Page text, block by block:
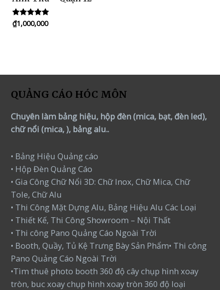
Rated
5.00
₫1,000,000
QUẢNG CÁO HÓC MÔN
Chuyên làm bảng hiệu, hộp đèn (mica, bạt, đèn led),
chữ nổi (mica, ), bảng alu..
• Bảng Hiệu Quảng cáo
• Hộp Đèn Quảng Cáo
• Gia Công Chữ Nổi 3D: Chữ Inox, Chữ Mica, Chữ
Tole, Chữ Alu
• Thi Công Mặt Dựng Alu, Bảng Hiệu Alu Các Loại
• Thiết Kế, Thi Công Showroom – Nội Thất
• Thi công Pano Quảng Cáo Ngoài Trời
• Booth, Quầy, Tủ Kệ Trưng Bày Sản Phẩm• Thi công
Pano Quảng Cáo Ngoài Trời
•Tìm thuê photo booth 360 độ cây chụp hình xoay
tròn, buc xoay chụp hình xoay tròn 360 độ loại